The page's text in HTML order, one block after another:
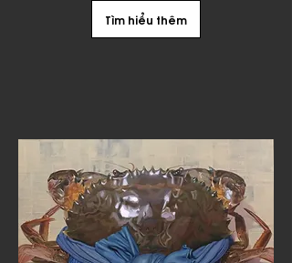
Tìm hiểu thêm